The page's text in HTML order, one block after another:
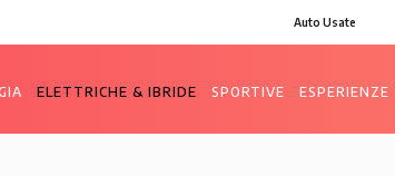
Auto Usate
ELETTRICHE & IBRIDE SPORTIVE ESPERIENZE